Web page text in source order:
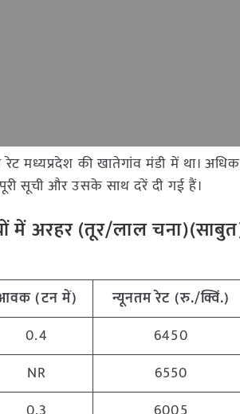
रेट मध्यप्रदेश की खातेगांव मंडी में था।
सूची और उसके साथ दरें दी गई हैं।
में अरहर (तूर/लाल
(टन में) न्यूनतम रेट (रु./क्विं.)
0.4 6450
NR 6550